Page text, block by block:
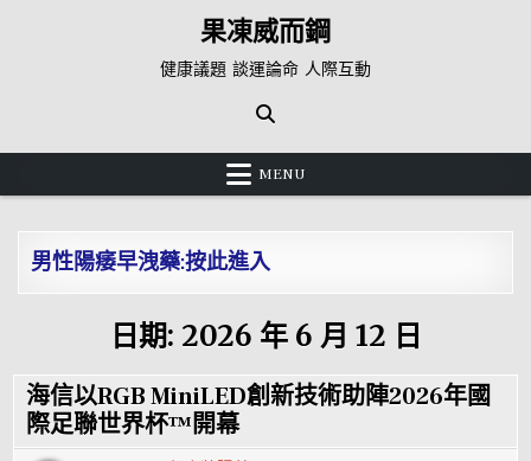
果凍威而鋼
健康議題 談運論命 人際互動
MENU
男性陽痿早洩藥:按此進入
日期: 2026 年 6 月 12 日
海信以RGB MiniLED創新技術助陣2026年國
際足聯世界杯™開幕